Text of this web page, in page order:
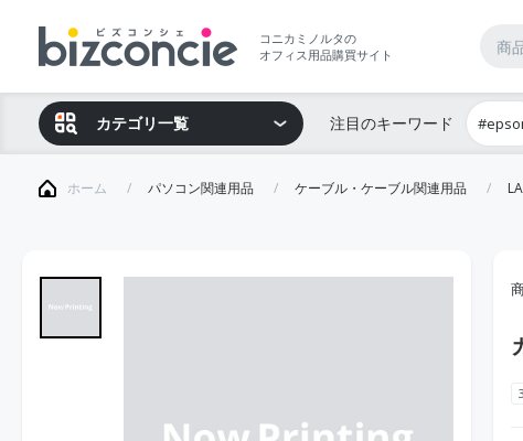
コニカミノルタの
オフィス用品購買サイト
カテゴリ一覧 注目のキーワード
ホーム パソコン関連用品 ケーブル・ケーブル関連用品